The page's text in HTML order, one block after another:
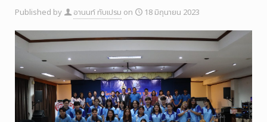
Published by อานนท์ ทับเปรม on 18 มิถุนายน 2023